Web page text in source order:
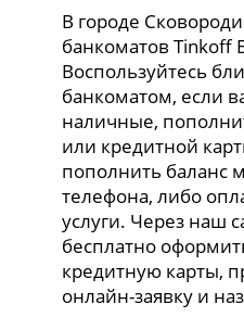
В городе
банкоматов Tinkoff
Воспользуйтесь
банкоматом, если
наличные,
или кредитной
пополнить баланс
телефона, либо
услуги. Через наш
бесплатно
кредитную карты,
онлайн-заявку и